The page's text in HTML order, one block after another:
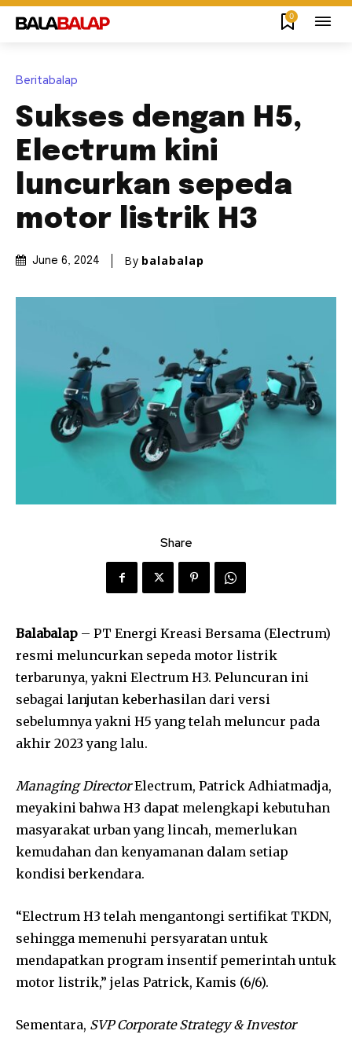
0
Beritabalap
Sukses dengan H5,
Electrum kini
luncurkan sepeda
motor listrik H3
June 6, 2024 By balabalap
Share
Balabalap – PT Energi Kreasi Bersama (Electrum)
resmi meluncurkan sepeda motor listrik
terbarunya, yakni Electrum H3. Peluncuran ini
sebagai lanjutan keberhasilan dari versi
sebelumnya yakni H5 yang telah meluncur pada
akhir 2023 yang lalu.
Managing DirectorElectrum, Patrick Adhiatmadja,
meyakini bahwa H3 dapat melengkapi kebutuhan
masyarakat urban yang lincah, memerlukan
kemudahan dan kenyamanan dalam setiap
kondisi berkendara.
“Electrum H3 telah mengantongi sertifikat TKDN,
sehingga memenuhi persyaratan untuk
mendapatkan program insentif pemerintah untuk
motor listrik,” jelas Patrick, Kamis (6/6).
Sementara, SVP Corporate Strategy & Investor